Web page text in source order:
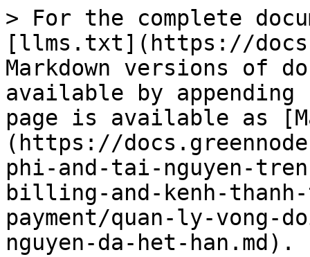
> For the complete
[llms.txt](https://
Markdown versions of
available by
page is available as
(https://
phi-and-tai-nguyen-
billing-and-kenh-
payment/quan-ly-
nguyen-da-het-han.md).